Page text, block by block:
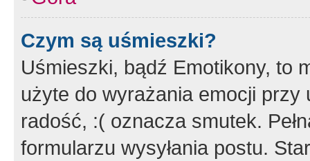
Czym są uśmieszki?
Uśmieszki, bądź Emotikony, to
użyte do wyrażania emocji
radość, :( oznacza smutek.
formularzu wysyłania postu.